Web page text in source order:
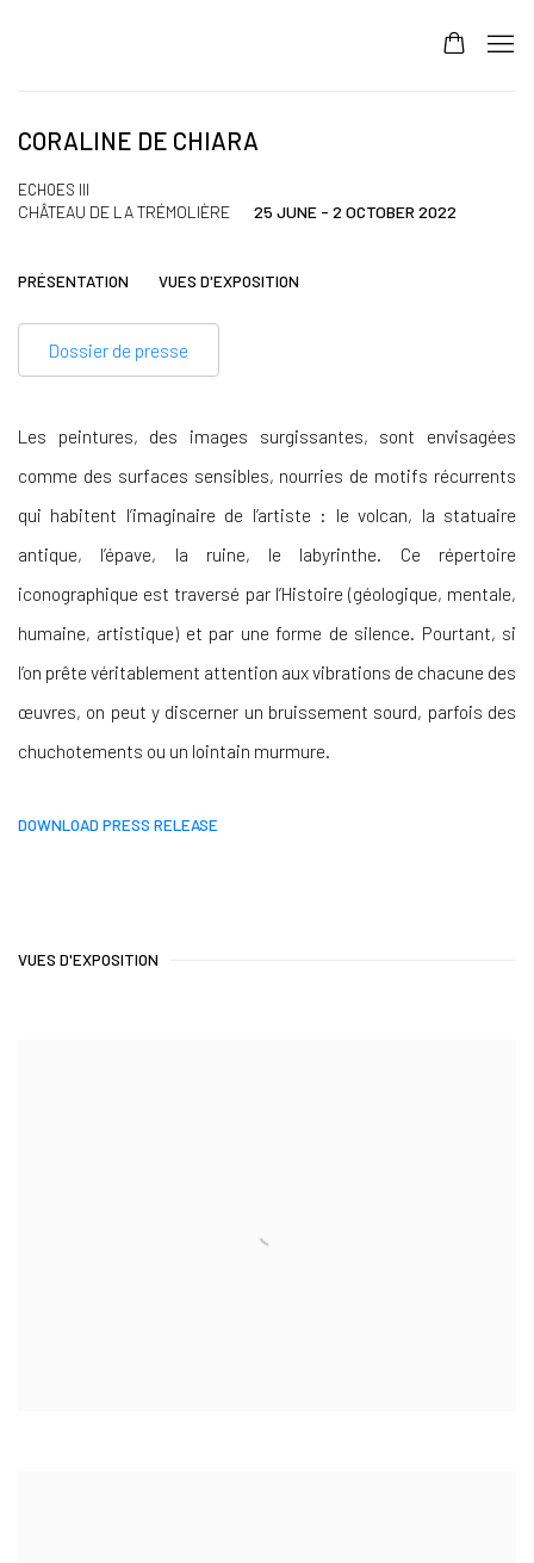
CORALINE DE CHIARA
ECHOES III
25 JUNE - 2 OCTOBER 2022
CHÂTEAU DE LA TRÉMOLIÈRE
PRÉSENTATION VUES D'EXPOSITION
Dossier de presse
Les peintures, des images surgissantes, sont envisagées
comme des surfaces sensibles, nourries de motifs récurrents
qui habitent l’imaginaire de l’artiste : le volcan, la statuaire
antique, l’épave, la ruine, le labyrinthe. Ce répertoire
iconographique est traversé par l’Histoire (géologique, mentale,
humaine, artistique) et par une forme de silence. Pourtant, si
l’on prête véritablement attention aux vibrations de chacune des
œuvres, on peut y discerner un bruissement sourd, parfois des
chuchotements ou un lointain murmure.
DOWNLOAD PRESS RELEASE
VUES D'EXPOSITION